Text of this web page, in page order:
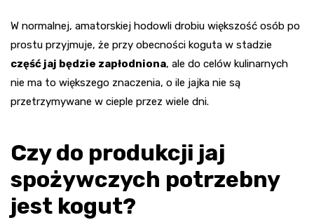
W normalnej, amatorskiej hodowli drobiu większość osób po
prostu przyjmuje, że przy obecności koguta w stadzie
część jaj będzie zapłodniona, ale do celów kulinarnych
nie ma to większego znaczenia, o ile jajka nie są
przetrzymywane w cieple przez wiele dni.
Czy do produkcji jaj
spożywczych potrzebny
jest kogut?